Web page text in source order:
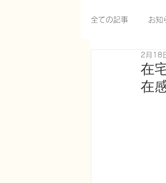
全ての記事 お知
栄養管理を科学
在
在
2月18